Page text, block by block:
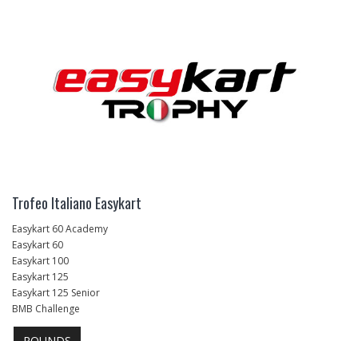
Trofeo Italiano Easykart
Easykart 60 Academy
Easykart 60
Easykart 100
Easykart 125
Easykart 125 Senior
BMB Challenge